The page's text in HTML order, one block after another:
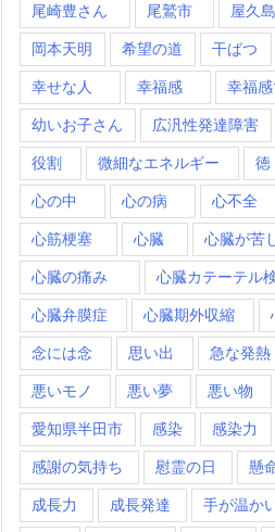
尾崎豊さん 尾鷲市 屋久島
岡本天明 希望の道 干ばつ
幸せな人 幸福感 幸福
幼いお子さん 広汎性発達障害
役割 微細なエネルギー 徳
心の中 心の病 心不全
心筋梗塞 心臓 心臓が苦
心臓の痛み 心臓カテーテル
心臓弁膜症 心臓期外収縮
念には念 思い出 急な発熱
悪いモノ 悪い夢 悪い物
愛知県半田市 感染 感染力
感謝の気持ち 慰霊の日 懸
成長力 成長発達 手が温か